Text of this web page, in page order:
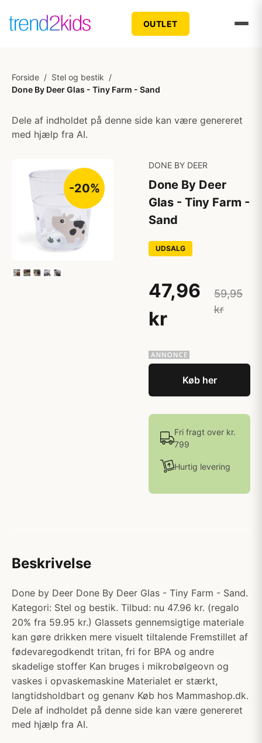
OUTLET
Forside / Stel og bestik /
Done By Deer Glas - Tiny Farm - Sand
Dele af indholdet på denne side kan være genereret
med hjælp fra AI.
-20%
DONE BY DEER
Done By Deer
Glas - Tiny Farm -
Sand
UDSALG
47,96
kr
59,95
kr
Køb her
Fri fragt over kr.
799
Hurtig levering
Beskrivelse
Done by Deer Done By Deer Glas - Tiny Farm - Sand.
Kategori: Stel og bestik. Tilbud: nu 47.96 kr. (regalo
20% fra 59.95 kr.) Glassets gennemsigtige materiale
kan gøre drikken mere visuelt tiltalende Fremstillet af
fødevaregodkendt tritan, fri for BPA og andre
skadelige stoffer Kan bruges i mikrobølgeovn og
vaskes i opvaskemaskine Materialet er stærkt,
langtidsholdbart og genanv Køb hos Mammashop.dk.
Dele af indholdet på denne side kan være genereret
med hjælp fra AI.